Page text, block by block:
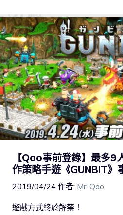
【Qoo事前登錄】最多9
作策略手遊《GUNBIT》
2019/04/24 作者: Mr. Qoo
遊戲方式終於解禁！